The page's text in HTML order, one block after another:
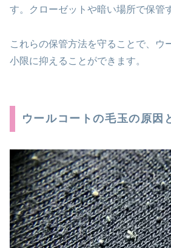
す。クローゼットや暗い場所で保管
これらの保管方法を守ることで、ウ
小限に抑えることができます。
ウールコートの毛玉の原因